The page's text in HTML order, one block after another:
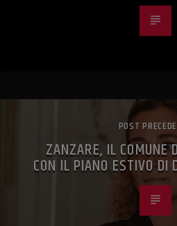
POST
ZANZARE, IL COMUNE
CON IL PIANO ESTIVO DI